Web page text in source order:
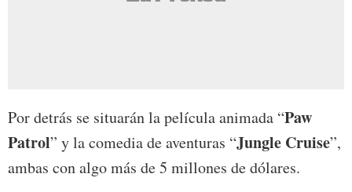
Por detrás se situarán la película animada “Paw
Patrol” y la comedia de aventuras “Jungle Cruise”,
ambas con algo más de 5 millones de dólares.